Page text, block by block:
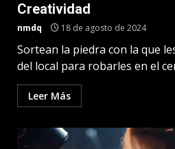
Creatividad
nmdq 18 de agosto de 2024
Sortean la piedra con la que
del local para robarles en el
Leer Más